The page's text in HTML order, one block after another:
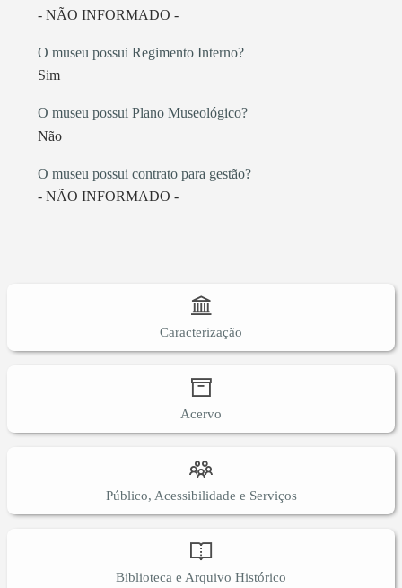
- NÃO INFORMADO -
O museu possui Regimento Interno?
Sim
O museu possui Plano Museológico?
Não
O museu possui contrato para gestão?
- NÃO INFORMADO -
Caracterização
Acervo
Público, Acessibilidade e Serviços
Biblioteca e Arquivo Histórico